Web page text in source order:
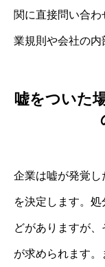
関に直接問い合
業規則や会社の内
嘘をついた
企業は嘘が発覚
を決定します。
どがありますが
が求められます